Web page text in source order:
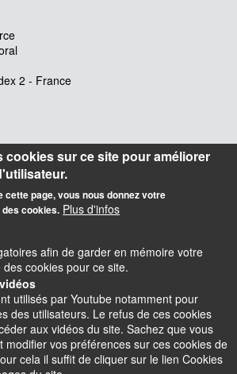
2 - France
cookies sur ce site pour améliorer
cette page, vous nous donnez votre
cookies. Plus d'infos
afin de garder en mémoire votre
cookies pour ce site.
utilisés par Youtube notamment pour
des utilisateurs. Le refus de ces cookies
aux vidéos du site. Sachez que vous
modifier vos préférences sur ces cookies de
cela il suffit de cliquer sur le lien Cookies